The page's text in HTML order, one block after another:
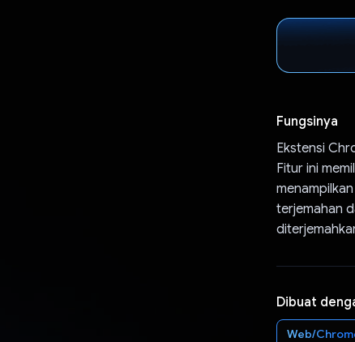
Fungsinya
Ekstensi
Fitur ini
terjemahan
Dibuat
Web/